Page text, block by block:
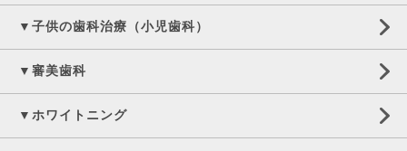
▼子供の歯科治療（小児歯科）
▼審美歯科
▼ホワイトニング